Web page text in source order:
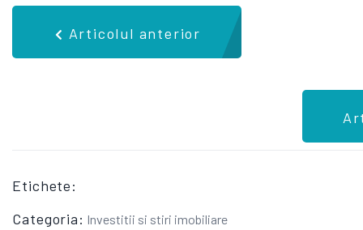
Articolul anterior
Etichete:
Categoria: Investitii si stiri imobiliare